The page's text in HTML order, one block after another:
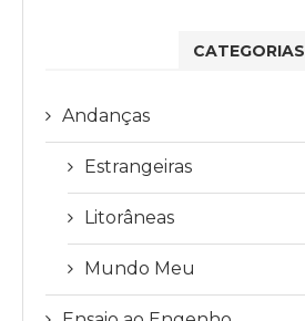
CATEGORIAS
Andanças
Estrangeiras
Litorâneas
Mundo Meu